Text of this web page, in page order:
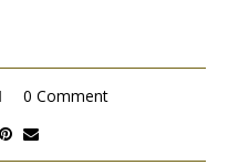
0 Comment